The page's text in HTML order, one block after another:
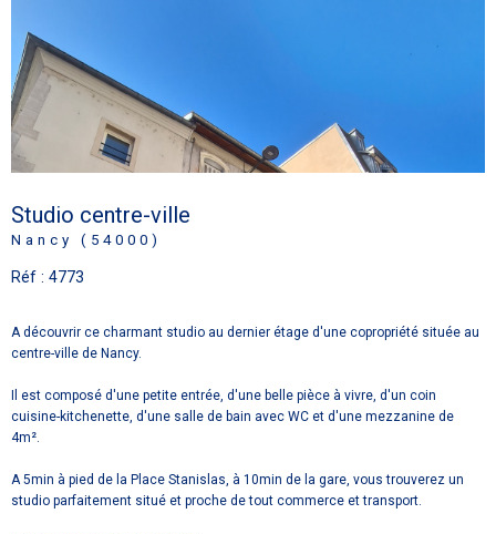
Studio centre-ville
Nancy (54000)
Réf : 4773
A découvrir ce charmant studio au dernier étage d'une copropriété située au
centre-ville de Nancy.
Il est composé d'une petite entrée, d'une belle pièce à vivre, d'un coin
cuisine-kitchenette, d'une salle de bain avec WC et d'une mezzanine de
4m².
A 5min à pied de la Place Stanislas, à 10min de la gare, vous trouverez un
studio parfaitement situé et proche de tout commerce et transport.